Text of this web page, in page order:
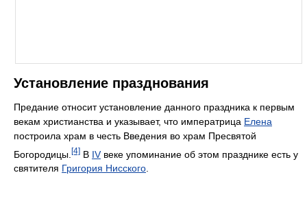
Установление празднования
Предание относит установление данного праздника к первым
векам христианства и указывает, что императрица Елена
построила храм в честь Введения во храм Пресвятой
Богородицы. [4] В IVвеке упоминание об этом празднике есть у
святителя Григория Нисского.